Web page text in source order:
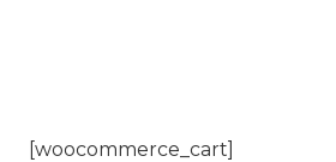
[woocommerce_cart]